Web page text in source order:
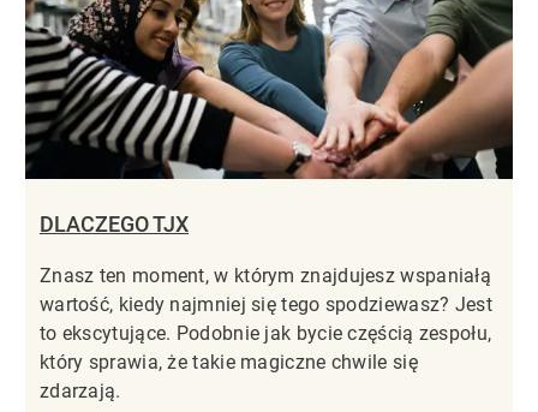
DLACZEGO TJX
Znasz ten moment, w którym znajdujesz wspaniałą
wartość, kiedy najmniej się tego spodziewasz? Jest
to ekscytujące. Podobnie jak bycie częścią zespołu,
który sprawia, że takie magiczne chwile się
zdarzają.